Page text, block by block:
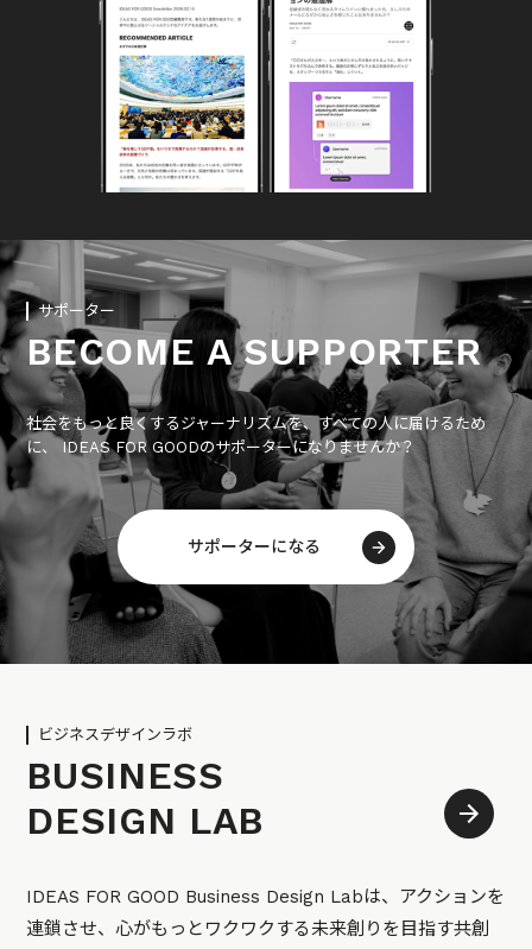
サポーター
BECOME A SUPPORTER
社会をもっと良くするジャーナリズムを、すべての人に届けるため
に、 IDEAS FOR GOODのサポーターになりませんか？
サポーターになる
ビジネスデザインラボ
BUSINESS
DESIGN LAB
IDEAS FOR GOOD Business Design Labは、アクションを
連鎖させ、心がもっとワクワクする未来創りを目指す共創